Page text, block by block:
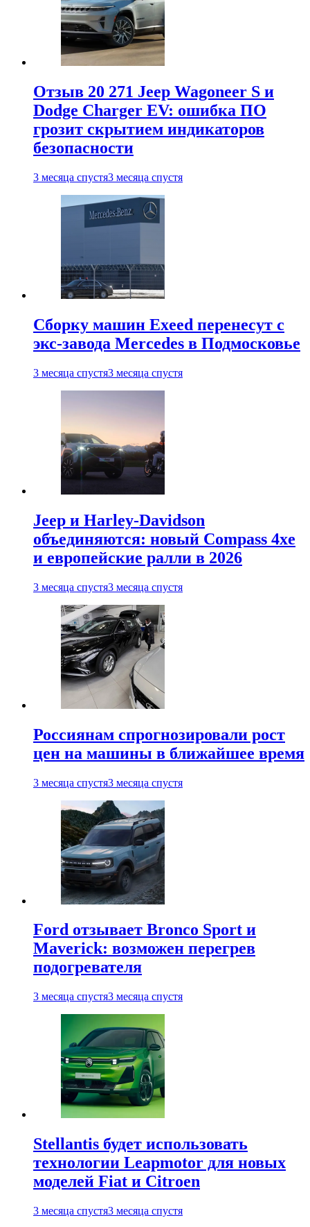
Отзыв 20 271 Jeep Wagoneer S и
Dodge Charger EV: ошибка ПО
грозит скрытием индикаторов
безопасности
3 месяца спустя3 месяца спустя
Сборку машин Exeed перенесут с
экс-завода Mercedes в Подмосковье
3 месяца спустя3 месяца спустя
Jeep и Harley-Davidson
объединяются: новый Compass 4xe
и европейские ралли в 2026
3 месяца спустя3 месяца спустя
Россиянам спрогнозировали рост
цен на машины в ближайшее время
3 месяца спустя3 месяца спустя
Ford отзывает Bronco Sport и
Maverick: возможен перегрев
подогревателя
3 месяца спустя3 месяца спустя
Stellantis будет использовать
технологии Leapmotor для новых
моделей Fiat и Citroen
3 месяца спустя3 месяца спустя